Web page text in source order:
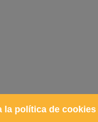
la política de